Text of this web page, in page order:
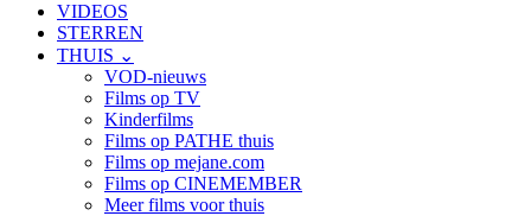
VIDEOS
STERREN
THUIS ⌄
VOD-nieuws
Films op TV
Kinderfilms
Films op PATHE thuis
Films op mejane.com
Films op CINEMEMBER
Meer films voor thuis